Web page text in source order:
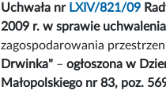
Uchwała nr LXIV/821/09
2009 r. w sprawie uchwalenia
zagospodarowania
Drwinka" – ogłoszona w
Małopolskiego nr 83, poz.